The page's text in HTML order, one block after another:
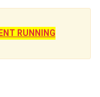
RUNNING